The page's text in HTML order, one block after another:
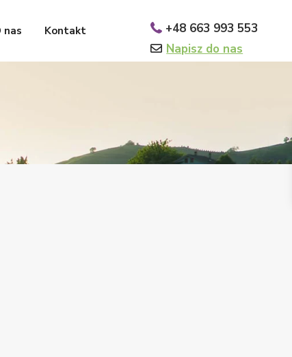
+48 663 993 553
Napisz do nas
nas Kontakt